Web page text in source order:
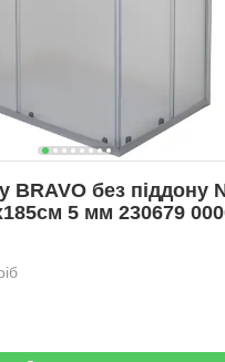
BRAVO без піддону
5 мм 230679